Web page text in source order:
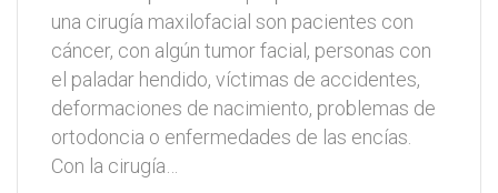
una cirugía maxilofacial son pacientes con
cáncer, con algún tumor facial, personas con
el paladar hendido, víctimas de accidentes,
deformaciones de nacimiento, problemas de
ortodoncia o enfermedades de las encías.
Con la cirugía…